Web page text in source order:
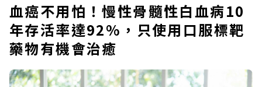
血癌不用怕！慢性骨髓性白血病10
年存活率達92%，只使用口服標靶
藥物有機會治癒